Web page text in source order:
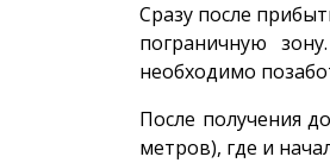
Сразу после
пограничную
необходимо
После получения
метров), где и